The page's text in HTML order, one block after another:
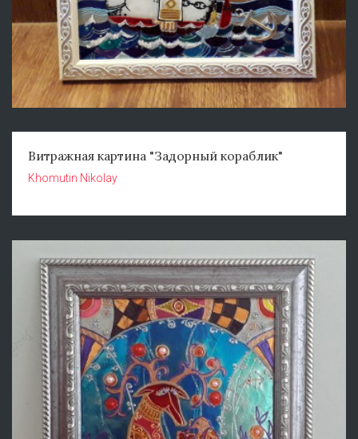
Витражная картина "Задорный кораблик"
Khomutin Nikolay